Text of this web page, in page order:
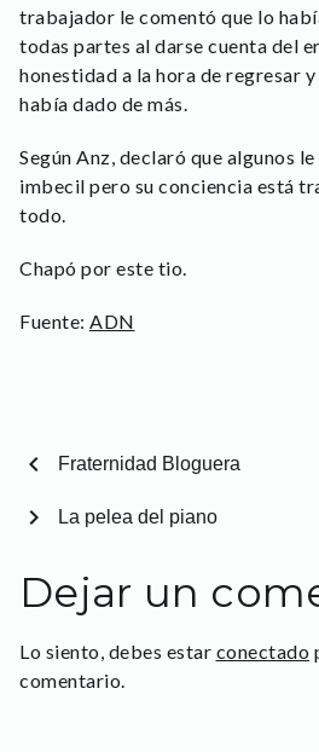
trabajador le comentó que lo
todas partes al darse cuenta del
honestidad a la hora de regresar
había dado de más.
Según Anz, declaró que algunos
imbecil pero su conciencia está
todo.
Chapó por este tio.
Fuente: ADN
chevron_left Fraternidad Bloguera
La pelea del piano
chevron_right
Dejar un
Lo siento, debes estar conectado
comentario.